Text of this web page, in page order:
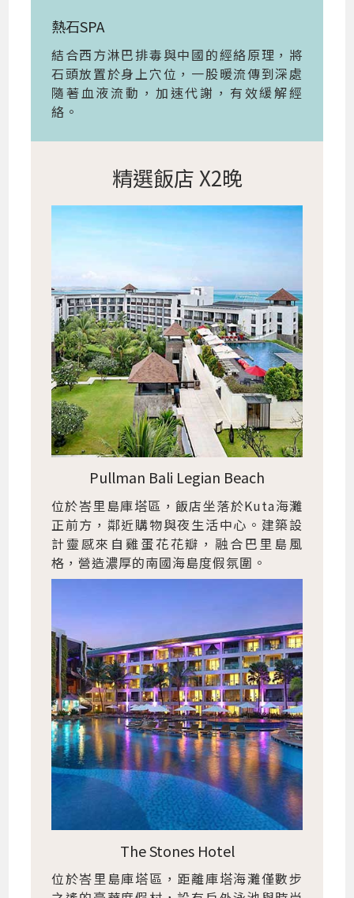
熱石SPA
結合西方淋巴排毒與中國的經絡原理，將
石頭放置於身上穴位，一股暖流傳到深處
隨著血液流動，加速代謝，有效緩解經
絡。
精選飯店 X2晚
Pullman Bali Legian Beach
位於峇里島庫塔區，飯店坐落於Kuta海灘
正前方，鄰近購物與夜生活中心。建築設
計靈感來自雞蛋花花瓣，融合巴里島風
格，營造濃厚的南國海島度假氛圍。
The Stones Hotel
位於峇里島庫塔區，距離庫塔海灘僅數步